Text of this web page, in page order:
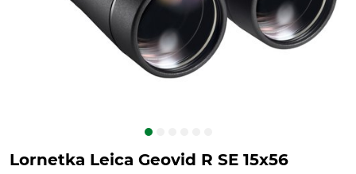
Lornetka Leica Geovid R SE 15x56